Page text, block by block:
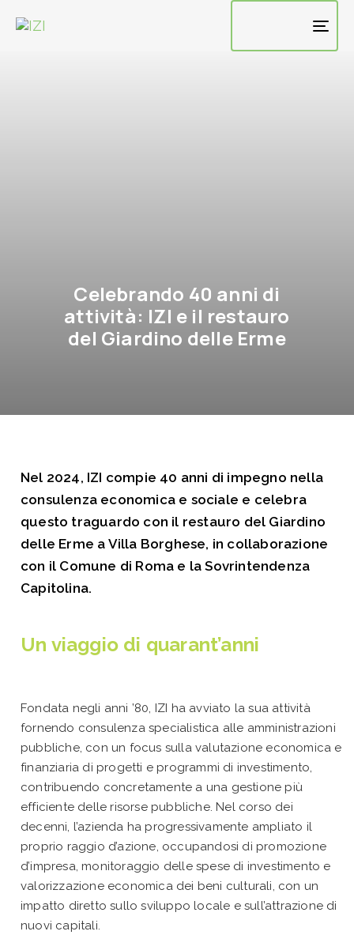
Celebrando 40 anni di
attività: IZI e il restauro
del Giardino delle Erme
Nel 2024, IZI compie 40 anni di impegno nella
consulenza economica e sociale e celebra
questo traguardo con il restauro del Giardino
delle Erme a Villa Borghese, in collaborazione
con il Comune di Roma e la Sovrintendenza
Capitolina.
Un viaggio di quarant’anni
Fondata negli anni ’80, IZI ha avviato la sua attività
fornendo consulenza specialistica alle amministrazioni
pubbliche, con un focus sulla valutazione economica e
finanziaria di progetti e programmi di investimento,
contribuendo concretamente a una gestione più
efficiente delle risorse pubbliche. Nel corso dei
decenni, l’azienda ha progressivamente ampliato il
proprio raggio d’azione, occupandosi di promozione
d’impresa, monitoraggio delle spese di investimento e
valorizzazione economica dei beni culturali, con un
impatto diretto sullo sviluppo locale e sull’attrazione di
nuovi capitali.